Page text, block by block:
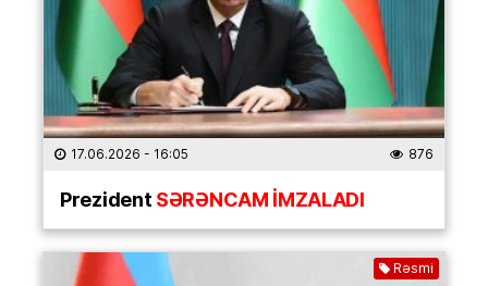
17.06.2026 - 16:05 876
PrezidentSƏRƏNCAM İMZALADI
Rəsmi